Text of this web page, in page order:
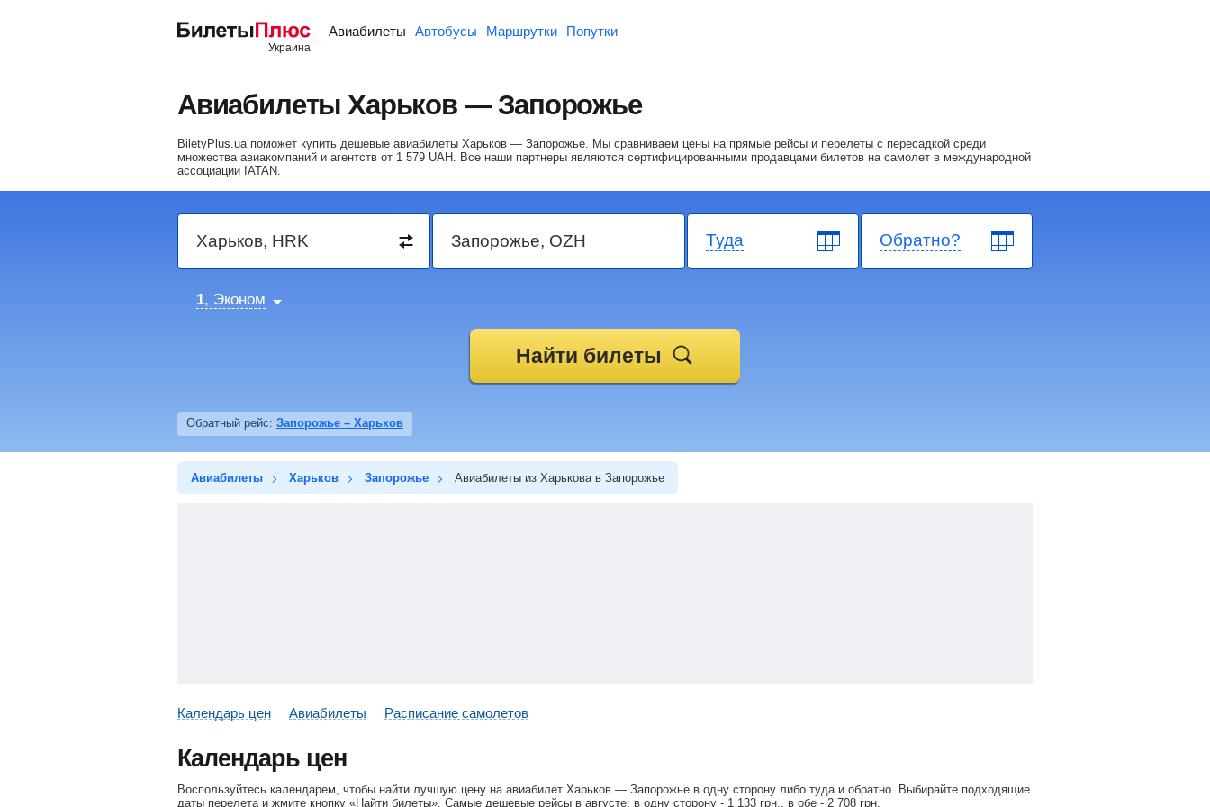
Авиабилеты Автобусы Маршрутки Попутки
Авиабилеты Харьков — Запорожье
BiletyPlus.ua поможет купить дешевые авиабилеты Харьков — Запорожье. Мы сравниваем цены на прямые рейсы и перелеты с пересадкой среди
множества авиакомпаний и агентств от 1 579 UAH . Все наши партнеры являются сертифицированными продавцами билетов на самолет в международной
ассоциации IATAN.
Туда Обратно?
1, Эконом
Найти билеты
Обратный рейс: Запорожье – Харьков
Авиабилеты Харьков Запорожье Авиабилеты из Харькова в Запорожье
Календарь цен Авиабилеты Расписание самолетов
Календарь цен
Воспользуйтесь календарем, чтобы найти лучшую цену на авиабилет Харьков — Запорожье в одну сторону либо туда и обратно. Выбирайте подходящие
даты перелета и жмите кнопку «Найти билеты». Самые дешевые рейсы в августе: в одну сторону - 1 133 грн., в обе - 2 708 грн.